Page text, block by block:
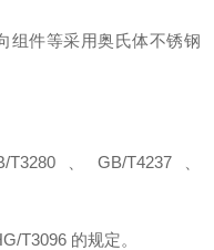
组件等采用奥氏体不锈钢
、GB/T4237、
T3096 的规定。